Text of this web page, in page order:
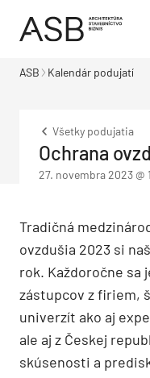
ASB Kalendár podujatí
Všetky podujatia
Ochrana
27. novembra 2023 @
Tradičná
ovzdušia 2023 si
rok. Každoročne sa
zástupcov z firiem,
univerzít ako aj
ale aj z Českej
skúsenosti a